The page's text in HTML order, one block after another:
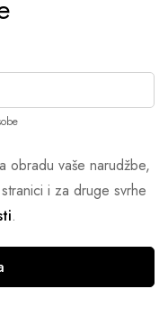
obradu vaše narudžbe,
i za druge svrhe
.